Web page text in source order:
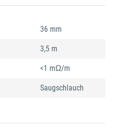
36 mm
3,5 m
<1 mΩ/m
Saugschlauch